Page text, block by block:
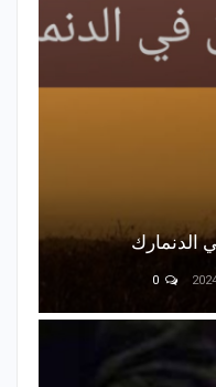
الدنمارك
0